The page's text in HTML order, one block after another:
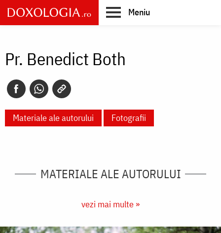
Skip
to
main
Meniu
Pr. Benedict Both
Materiale ale autorului Fotografii
MATERIALE ALE AUTORULUI
vezi mai multe »